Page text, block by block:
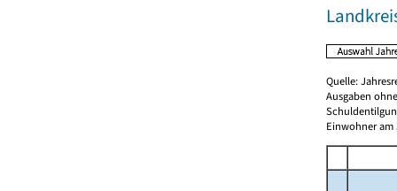
Quelle:
Ausgaben
Einwohner am